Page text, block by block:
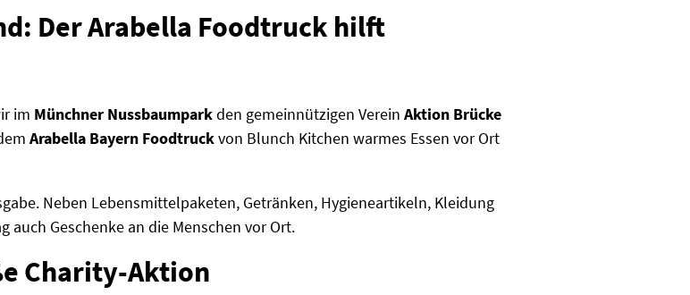
Der Arabella Foodtruck hilft
im Münchner Nussbaumparkden gemeinnützigen Verein Aktion Brücke
Arabella Bayern Foodtruckvon Blunch Kitchen warmes Essen vor Ort
Neben Lebensmittelpaketen, Getränken, Hygieneartikeln, Kleidung
auch Geschenke an die Menschen vor Ort.
Charity-Aktion